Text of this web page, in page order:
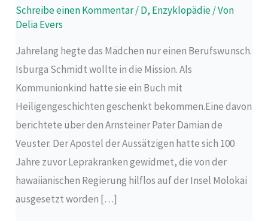
Schreibe einen Kommentar/D, Enzyklopädie/ Von
Delia Evers
Jahrelang hegte das Mädchen nur einen Berufswunsch.
Isburga Schmidt wollte in die Mission. Als
Kommunionkind hatte sie ein Buch mit
Heiligengeschichten geschenkt bekommen.Eine davon
berichtete über den Arnsteiner Pater Damian de
Veuster. Der Apostel der Aussätzigen hatte sich 100
Jahre zuvor Leprakranken gewidmet, die von der
hawaiianischen Regierung hilflos auf der Insel Molokai
ausgesetzt worden […]